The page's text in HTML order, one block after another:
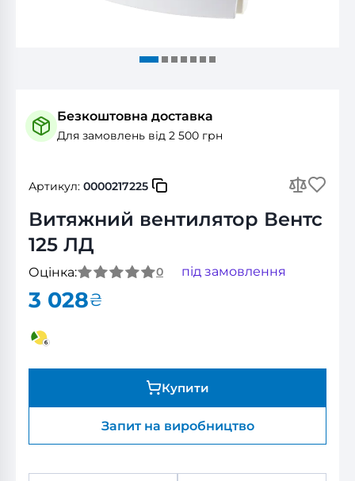
Безкоштовна доставка
Для замовлень від 2 500 грн
Артикул: 0000217225
Витяжний вентилятор Вентс
125 ЛД
Оцінка: 0 під замовлення
3 028₴
Купити
Запит на виробництво